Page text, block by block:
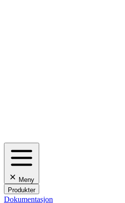
Meny
Produkter
Dokumentasjon